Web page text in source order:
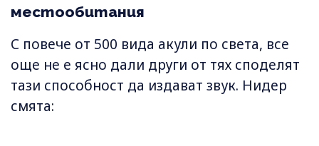
местообитания
С повече от 500 вида акули по света, все
още не е ясно дали други от тях споделят
тази способност да издават звук. Нидер
смята: